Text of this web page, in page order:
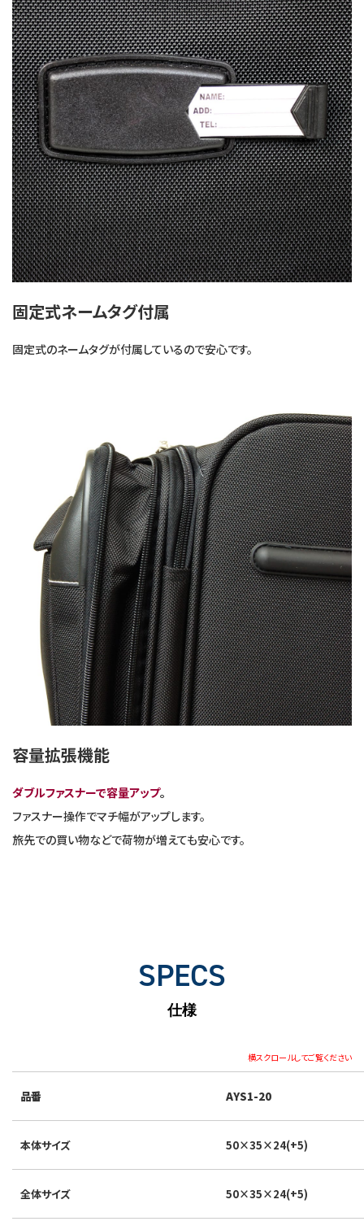
固定式ネームタグ付属
固定式のネームタグが付属しているので安心です。
容量拡張機能
ダブルファスナーで容量アップ。
ファスナー操作でマチ幅がアップします。
旅先での買い物などで荷物が増えても安心です。
SPECS
仕様
横スクロールしてご覧ください
品番 AYS1-20
本体サイズ 50×35×24(+5)
全体サイズ 50×35×24(+5)